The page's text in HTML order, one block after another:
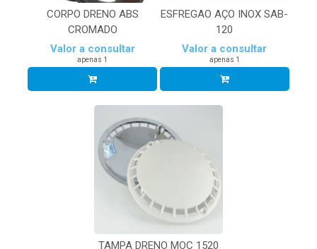
CORPO DRENO ABS
CROMADO
Valor a consultar
apenas 1
ESFREGAO AÇO INOX SAB-
120
Valor a consultar
apenas 1
TAMPA DRENO MOC 1520